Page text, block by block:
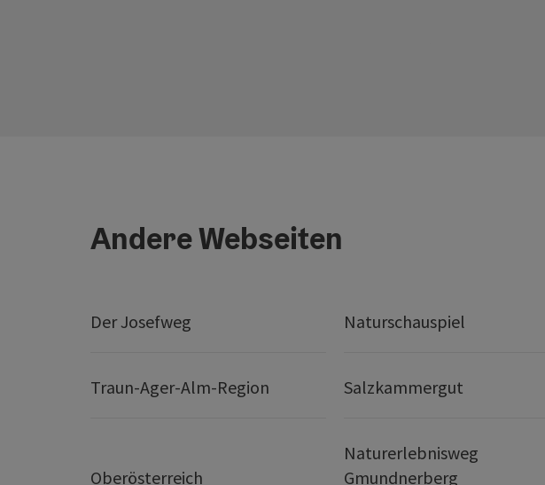
Andere Webseiten
Der Josefweg Naturschauspiel
Traun-Ager-Alm-Region Salzkammergut
Oberösterreich
Naturerlebnisweg
Gmundnerberg